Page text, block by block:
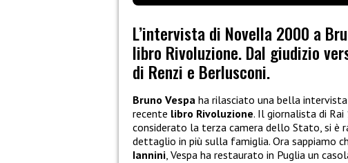
L’intervista di Novella 2000 a
libro Rivoluzione. Dal giudizio
di Renzi e Berlusconi.
Bruno Vespa ha rilasciato una bella
recente libro Rivoluzione. Il giornalista di Rai
considerato la terza camera dello Stato, si è
dettaglio in più sulla famiglia. Ora sappiamo
Iannini, Vespa ha restaurato in Puglia un